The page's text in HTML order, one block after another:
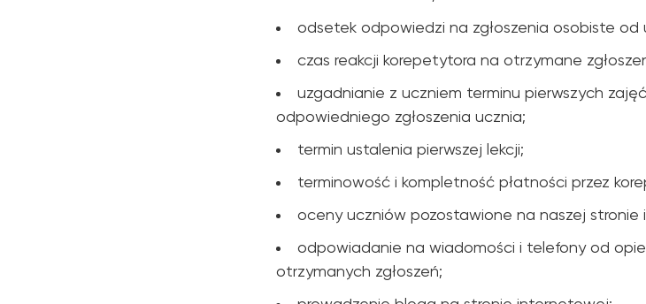
odsetek odpowiedzi na zgłoszenia osobiste od
czas reakcji korepetytora na otrzymane
uzgadnianie z uczniem terminu pierwszych
odpowiedniego zgłoszenia ucznia;
termin ustalenia pierwszej lekcji;
terminowość i kompletność płatności przez
oceny uczniów pozostawione na naszej stronie
odpowiadanie na wiadomości i telefony od
otrzymanych zgłoszeń;